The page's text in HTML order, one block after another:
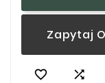
Zapytaj
 